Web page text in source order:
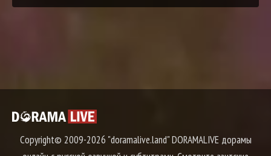
Copyright© 2009-2026 "doramalive.land" DORAMALIVE дорамы